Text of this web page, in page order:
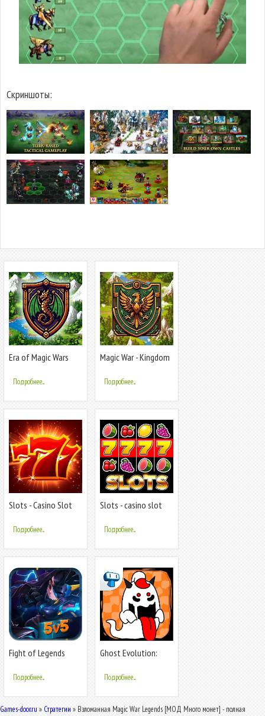
Скриншоты:
Era of Magic Wars
Подробнее...
Magic War - Kingdom
Подробнее...
Slots - Casino Slot
Подробнее...
Slots - casino slot
Подробнее...
Fight of Legends
Подробнее...
Ghost Evolution:
Подробнее...
Games-door.ru » Стратегии » Взломанная Magic War Legends [МОД Много монет] - полная